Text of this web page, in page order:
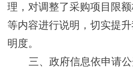
理， 对调整了采购项目限
等内容进行说明 ，切实提
明度。
三、政府信息依申请